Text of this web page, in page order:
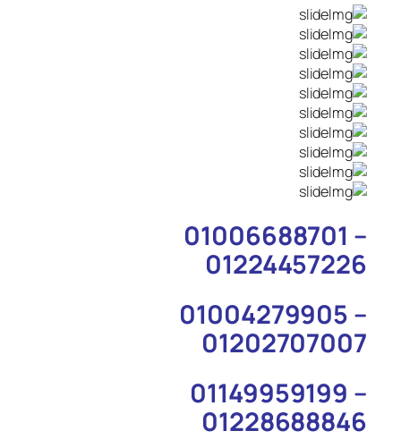
01006688701 –
01224457226
01004279905 –
01202707007
01149959199 –
01228688846